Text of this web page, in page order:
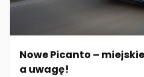
Nowe Picanto –
a uwagę!